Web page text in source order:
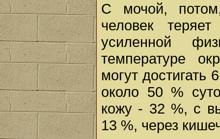
С мочой,
человек
усиленной
температуре
могут достигать
около 50 %
кожу - 32 %, с
13 %, через